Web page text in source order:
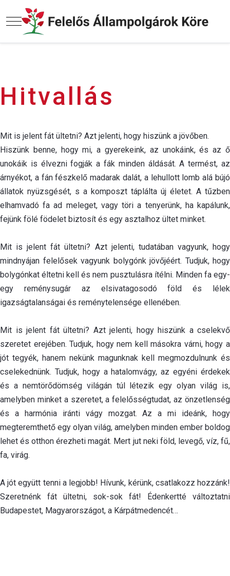
Mobile Menu Toggle
Hitvallás
Mit is jelent fát ültetni? Azt jelenti, hogy hiszünk a jövőben.
Hiszünk benne, hogy mi, a gyerekeink, az unokáink, és az ő
unokáik is élvezni fogják a fák minden áldását. A termést, az
árnyékot, a fán fészkelő madarak dalát, a lehullott lomb alá bújó
állatok nyüzsgését, s a komposzt táplálta új életet. A tűzben
elhamvadó fa ad meleget, vagy töri a tenyerünk, ha kapálunk,
fejünk fölé födelet biztosít és egy asztalhoz ültet minket.
Mit is jelent fát ültetni? Azt jelenti, tudatában vagyunk, hogy
mindnyájan felelősek vagyunk bolygónk jövőjéért. Tudjuk, hogy
bolygónkat éltetni kell és nem pusztulásra ítélni. Minden fa egy-
egy reménysugár az elsivatagosodó föld és lélek
igazságtalanságai és reménytelensége ellenében.
Mit is jelent fát ültetni? Azt jelenti, hogy hiszünk a cselekvő
szeretet erejében. Tudjuk, hogy nem kell másokra várni, hogy a
jót tegyék, hanem nekünk magunknak kell megmozdulnunk és
cselekednünk. Tudjuk, hogy a hatalomvágy, az egyéni érdekek
és a nemtörődömség világán túl létezik egy olyan világ is,
amelyben minket a szeretet, a felelősségtudat, az önzetlenség
és a harmónia iránti vágy mozgat. Az a mi ideánk, hogy
megteremthető egy olyan világ, amelyben minden ember boldog
lehet és otthon érezheti magát. Mert jut neki föld, levegő, víz, fű,
fa, virág.
A jót együtt tenni a legjobb! Hívunk, kérünk, csatlakozz hozzánk!
Szeretnénk fát ültetni, sok-sok fát! Édenkertté változtatni
Budapestet, Magyarországot, a Kárpátmedencét…